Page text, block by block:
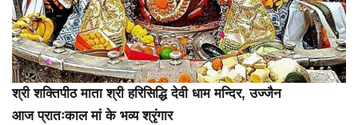
श्री शक्तिपीठ माता श्री हरिसिद्धि देवी धाम मन्दिर, उज्जैन
आज प्रातःकाल मां के भव्य श्रृंगार